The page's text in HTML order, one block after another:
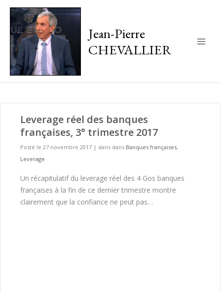
Jean-Pierre
CHEVALLIER
Leverage réel des banques
françaises, 3° trimestre 2017
Posté le 27 novembre 2017 | dans dans Banques françaises,
Leverage
Un récapitulatif du leverage réel des 4 Gos banques
françaises à la fin de ce dernier trimestre montre
clairement que la confiance ne peut pas…